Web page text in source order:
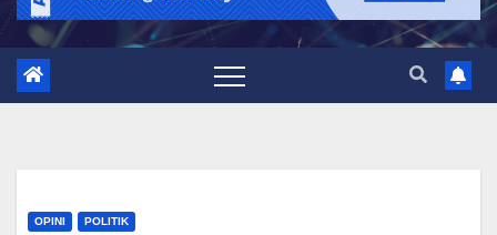
OPINI POLITIK